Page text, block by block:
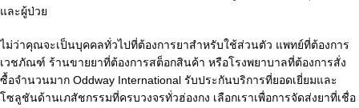
และผู้ป่วย
ไม่ว่าคุณจะเป็นบุคคลทั่วไปที่ต้องการยาสำหรับใช้ส่วนตัว แพทย์ที่ต้องการ
เวชภัณฑ์ ร้านขายยาที่ต้องการสต็อกสินค้า หรือโรงพยาบาลที่ต้องการสั่ง
ซื้อจำนวนมาก Oddway International รับประกันบริการที่ยอดเยี่ยมและ
โซลูชันด้านเภสัชกรรมที่ครบวงจรทั่วฮ่องกง เลือกเราเพื่อการจัดส่งยาที่เชื่อ